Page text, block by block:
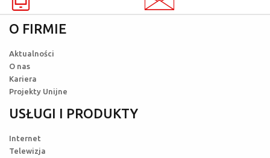
O FIRMIE
Aktualności
O nas
Kariera
Projekty Unijne
USŁUGI I PRODUKTY
Internet
Telewizja